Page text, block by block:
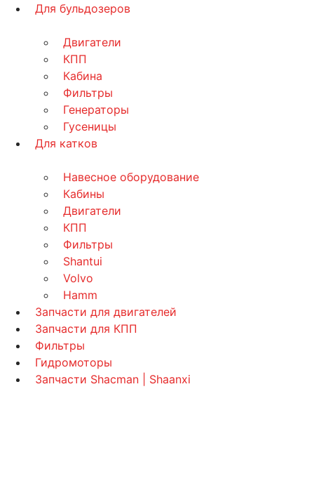
Для бульдозеров
Двигатели
КПП
Кабина
Фильтры
Генераторы
Гусеницы
Для катков
Навесное оборудование
Кабины
Двигатели
КПП
Фильтры
Shantui
Volvo
Hamm
Запчасти для двигателей
Запчасти для КПП
Фильтры
Гидромоторы
Запчасти Shacman | Shaanxi